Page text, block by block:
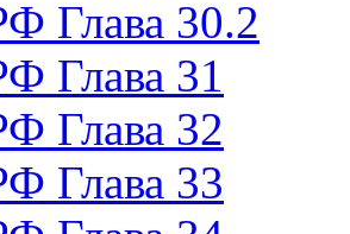
Глава 30.2
Глава 31
Глава 32
Глава 33